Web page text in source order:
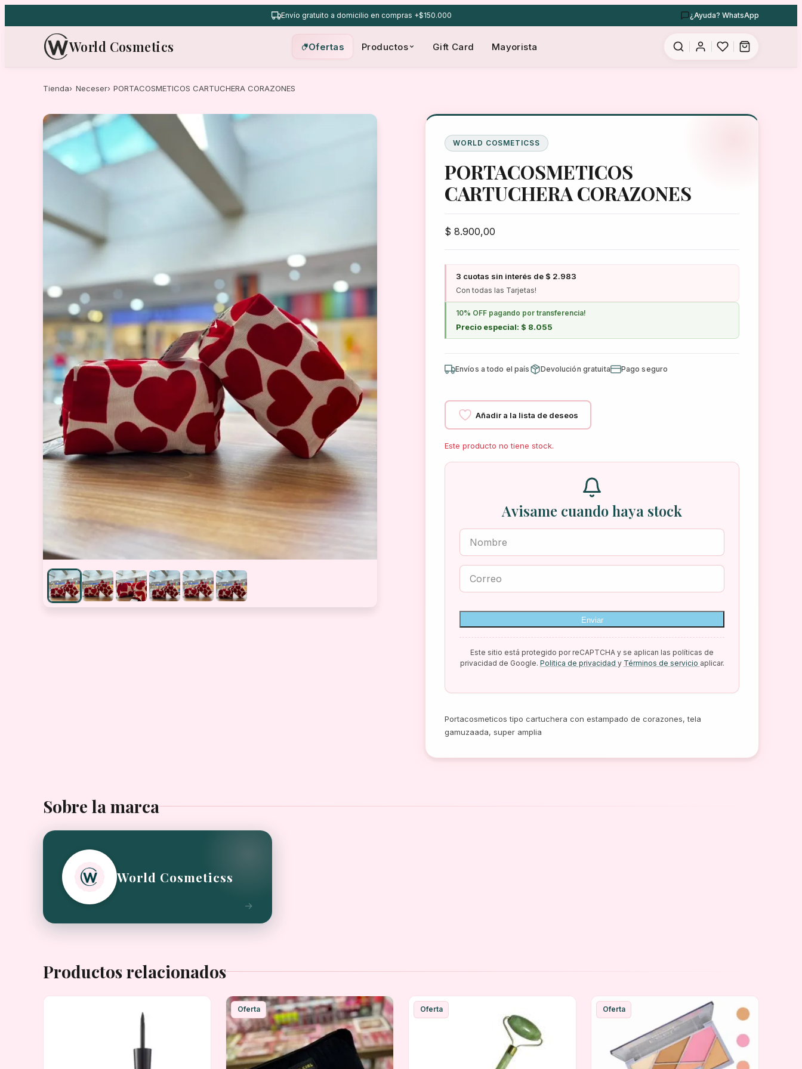
al
contenido
Envío gratuito a domicilio en compras +$150.000 ¿Ayuda? WhatsApp
World Cosmetics Ofertas Productos Gift Card Mayorista
Tienda Neceser PORTACOSMETICOS CARTUCHERA CORAZONES
WORLD COSMETICSS
PORTACOSMETICOS
CARTUCHERA CORAZONES
$ 8.900,00
3 cuotas sin interés de $ 2.983
Con todas las Tarjetas!
10% OFF pagando por transferencia!
Precio especial: $ 8.055
Envíos a todo el país Devolución gratuita Pago seguro
Añadir a la lista de deseos
Este producto no tiene stock.
Avisame cuando haya stock
Enviar
Este sitio está protegido por reCAPTCHA y se aplican las políticas de
privacidad de Google. Politica de privacidad y Términos de servicio aplicar.
Portacosmeticos tipo cartuchera con estampado de corazones, tela
gamuzaada, super amplia
Sobre la marca
World Cosmeticss
Productos relacionados
Oferta Oferta Oferta